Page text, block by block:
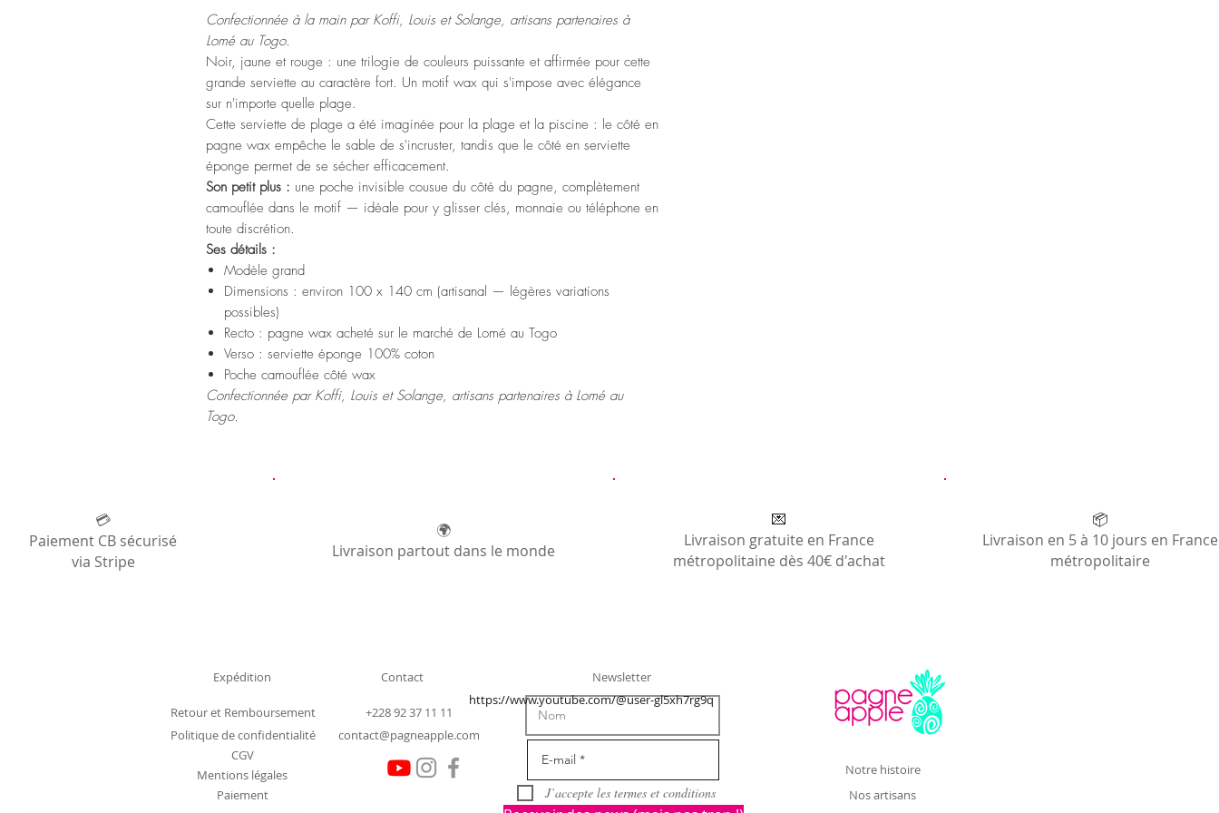
Confectionnée à la main par Koffi, Louis et Solange, artisans partenaires à
Lomé au Togo.
Noir, jaune et rouge : une trilogie de couleurs puissante et affirmée pour cette
grande serviette au caractère fort. Un motif wax qui s'impose avec élégance
sur n'importe quelle plage.
Cette serviette de plage a été imaginée pour la plage et la piscine : le côté en
pagne wax empêche le sable de s'incruster, tandis que le côté en serviette
éponge permet de se sécher efficacement.
Son petit plus : une poche invisible cousue du côté du pagne, complètement
camouflée dans le motif — idéale pour y glisser clés, monnaie ou téléphone en
toute discrétion.
Ses détails :
Modèle grand
Dimensions : environ 100 x 140 cm (artisanal — légères variations
possibles)
Recto : pagne wax acheté sur le marché de Lomé au Togo
Verso : serviette éponge 100% coton
Poche camouflée côté wax
Confectionnée par Koffi, Louis et Solange, artisans partenaires à Lomé au
Togo.
💳
Paiement CB sécurisé
via Stripe
🌍
Livraison partout dans le monde
💌
Livraison gratuite en France
métropolitaine dès 40€ d'achat
📦
Livraison en 5 à 10 jours en France
métropolitaire
Expédition
Retour et Remboursement
Politique de confidentialité
CGV
Mentions légales
Paiement
Contact Newsletter
+228 92 37 11 11
contact@pagneapple.com
J’accepte les termes et conditions
https://www.youtube.com/@user-gl5xh7rg9q
Notre histoire
Nos artisans